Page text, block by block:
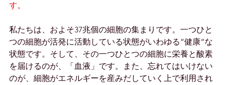
す。
私たちは、およそ37兆個の細胞の集まりです。一つひと
つの細胞が活発に活動している状態がいわゆる”健康”な
状態です。そして、その一つひとつの細胞に栄養と酸素
を届けるのが、「血液」です。また、忘れてはいけない
のが、細胞がエネルギーを産みだしていく上で利用され